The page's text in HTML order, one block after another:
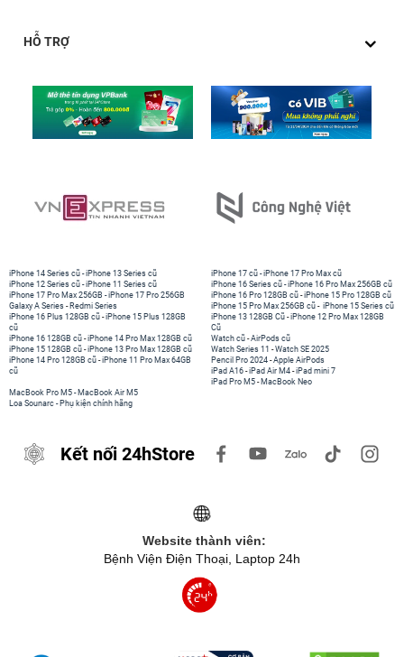
HỖ TRỢ
iPhone 14 Series cũ -iPhone 13 Series cũ
iPhone 12 Series cũ -iPhone 11 Series cũ
iPhone 17 Pro Max 256GB -iPhone 17 Pro 256GB
Galaxy A Series - Redmi Series
iPhone 17 cũ -iPhone 17 Pro Max cũ
iPhone 16 Series cũ - iPhone 16 Pro Max 256GB cũ
iPhone 16 Pro 128GB cũ -iPhone 15 Pro 128GB cũ
iPhone 15 Pro Max 256GB cũ - iPhone 15 Series cũ
iPhone 16 Plus 128GB cũ -iPhone 15 Plus 128GB
cũ
iPhone 16 128GB cũ -iPhone 14 Pro Max 128GB cũ
iPhone 15 128GB cũ -iPhone 13 Pro Max 128GB cũ
iPhone 14 Pro 128GB cũ -iPhone 11 Pro Max 64GB
cũ
iPhone 13 128GB Cũ -iPhone 12 Pro Max 128GB
Cũ
Watch cũ -AirPods cũ
Watch Series 11 -Watch SE 2025
Pencil Pro 2024 -Apple AirPods
iPad A16 -iPad Air M4 -iPad mini 7
iPad Pro M5 - MacBook Neo
MacBook Pro M5 - MacBook Air M5
Loa Sounarc - Phụ kiện chính hãng
Kết nối 24hStore
Website thành viên:
Bệnh Viện Điện Thoại, Laptop 24h